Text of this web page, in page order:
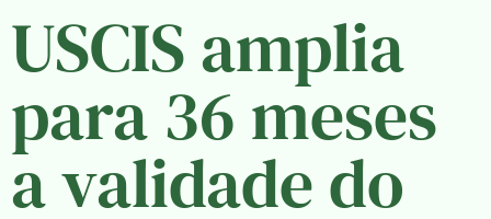
USCIS amplia
para 36 meses
a validade do